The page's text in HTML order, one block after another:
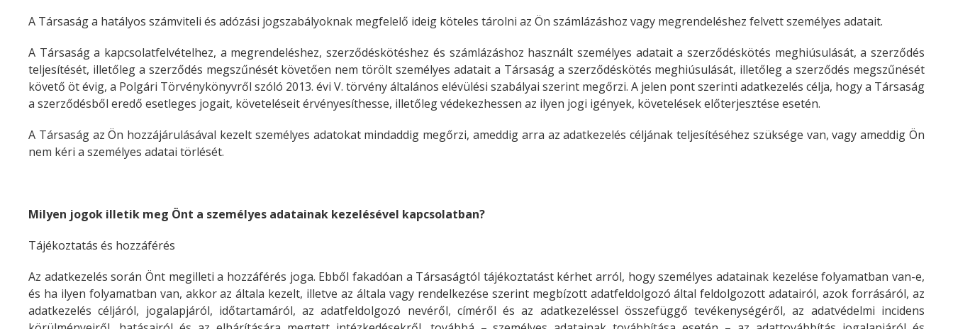
A Társaság a hatályos számviteli és adózási jogszabályoknak megfelelő ideig köteles tárolni az Ön számlázáshoz vagy megrendeléshez felvett személyes adatait.
A Társaság a kapcsolatfelvételhez, a megrendeléshez, szerződéskötéshez és számlázáshoz használt személyes adatait a szerződéskötés meghiúsulását, a szerződés
teljesítését, illetőleg a szerződés megszűnését követően nem törölt személyes adatait a Társaság a szerződéskötés meghiúsulását, illetőleg a szerződés megszűnését
követő öt évig, a Polgári Törvénykönyvről szóló 2013. évi V. törvény általános elévülési szabályai szerint megőrzi. A jelen pont szerinti adatkezelés célja, hogy a Társaság
a szerződésből eredő esetleges jogait, követeléseit érvényesíthesse, illetőleg védekezhessen az ilyen jogi igények, követelések előterjesztése esetén.
A Társaság az Ön hozzájárulásával kezelt személyes adatokat mindaddig megőrzi, ameddig arra az adatkezelés céljának teljesítéséhez szüksége van, vagy ameddig Ön
nem kéri a személyes adatai törlését.
Milyen jogok illetik meg Önt a személyes adatainak kezelésével kapcsolatban?
Tájékoztatás és hozzáférés
Az adatkezelés során Önt megilleti a hozzáférés joga. Ebből fakadóan a Társaságtól tájékoztatást kérhet arról, hogy személyes adatainak kezelése folyamatban van-e,
és ha ilyen folyamatban van, akkor az általa kezelt, illetve az általa vagy rendelkezése szerint megbízott adatfeldolgozó által feldolgozott adatairól, azok forrásáról, az
adatkezelés céljáról, jogalapjáról, időtartamáról, az adatfeldolgozó nevéről, címéről és az adatkezeléssel összefüggő tevékenységéről, az adatvédelmi incidens